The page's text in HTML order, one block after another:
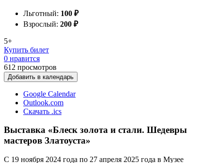
Льготный: 100 ₽
Взрослый: 200 ₽
5+
Купить билет
0 нравится
612 просмотров
Добавить в календарь
Google Calendar
Outlook.com
Скачать .ics
Выставка «Блеск золота и стали. Шедевры
мастеров Златоуста»
С 19 ноября 2024 года по 27 апреля 2025 года в Музее